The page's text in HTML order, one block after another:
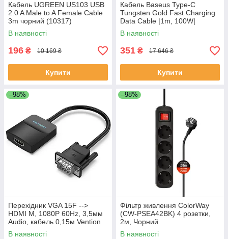
Кабель UGREEN US103 USB
2.0 A Male to A Female Cable
3m чорний (10317)
В наявності
196 ₴ 10 169 ₴
Купити
Кабель Baseus Type-C
Tungsten Gold Fast Charging
Data Cable |1m, 100W|
В наявності
351 ₴ 17 646 ₴
Купити
–98%
Перехідник VGA 15F -->
HDMI M, 1080P 60Hz, 3,5мм
Audio, кабель 0,15м Vention
чорний
В наявності
–98%
Фільтр живлення СolorWay
(CW-PSEA42BK) 4 розетки,
2м, Чорний
В наявності